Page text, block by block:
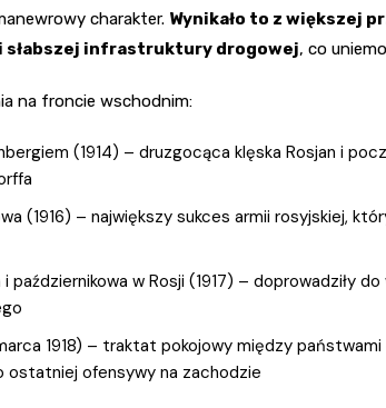
charakter. Wynikało to z większej
słabszej infrastruktury drogowej, co
na froncie wschodnim:
(1914) – druzgocąca klęska Rosjan i
(1916) – największy sukces armii rosyjskiej,
październikowa w Rosji (1917) – doprowadziły
1918) – traktat pokojowy między
ostatniej ofensywy na zachodzie